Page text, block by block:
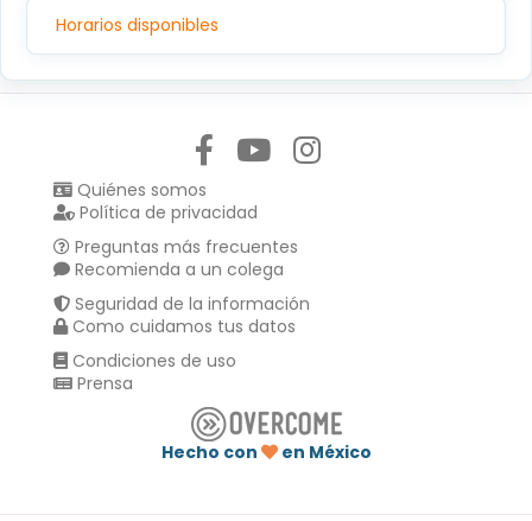
Horarios disponibles
Quiénes somos
Política de privacidad
Preguntas más frecuentes
Recomienda a un colega
Seguridad de la información
Como cuidamos tus datos
Condiciones de uso
Prensa
Hecho con
en México